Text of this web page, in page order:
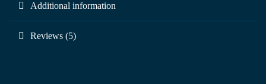
Additional information
Reviews (5)